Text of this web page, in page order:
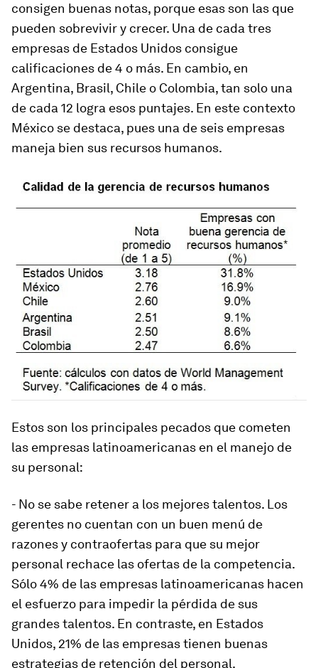
consigen buenas notas, porque esas son las que
pueden sobrevivir y crecer. Una de cada tres
empresas de Estados Unidos consigue
calificaciones de 4 o más. En cambio, en
Argentina, Brasil, Chile o Colombia, tan solo una
de cada 12 logra esos puntajes. En este contexto
México se destaca, pues una de seis empresas
maneja bien sus recursos humanos.
Estos son los principales pecados que cometen
las empresas latinoamericanas en el manejo de
su personal:
- No se sabe retener a los mejores talentos. Los
gerentes no cuentan con un buen menú de
razones y contraofertas para que su mejor
personal rechace las ofertas de la competencia.
Sólo 4% de las empresas latinoamericanas hacen
el esfuerzo para impedir la pérdida de sus
grandes talentos. En contraste, en Estados
Unidos, 21% de las empresas tienen buenas
estrategias de retención del personal.